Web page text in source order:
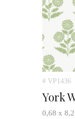
# VP1436
York
0,68 х